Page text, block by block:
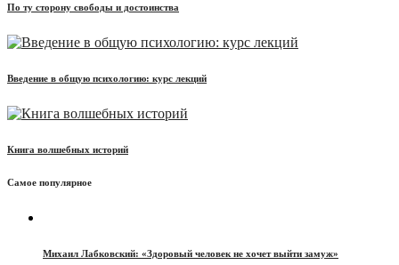
По ту сторону свободы и достоинства
Введение в общую психологию: курс лекций
Книга волшебных историй
Самое популярное
Михаил Лабковский: «Здоровый человек не хочет выйти замуж»